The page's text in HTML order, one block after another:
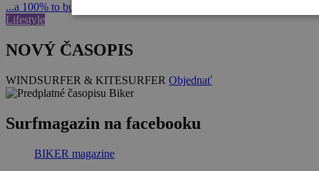
...a 100% to bude lacná, prípadne UROB SI SÁM aktivitka.…
Lifestyle
NOVÝ ČASOPIS
WINDSURFER & KITESURFER Objednať
Surfmagazin na facebooku
BIKER magazine